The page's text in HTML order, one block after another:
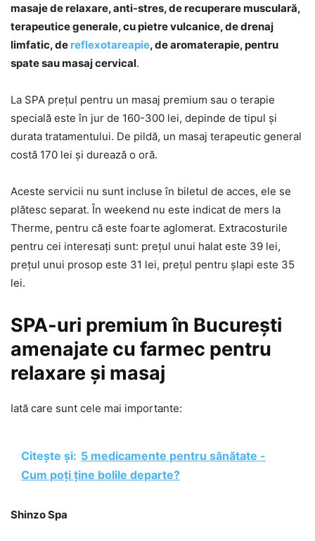
masaje de relaxare, anti-stres, de recuperare musculară,
terapeutice generale, cu pietre vulcanice, de drenaj
limfatic, de reflexotareapie, de aromaterapie, pentru
spate sau masaj cervical.
La SPA prețul pentru un masaj premium sau o terapie
specială este în jur de 160-300 lei, depinde de tipul și
durata tratamentului. De pildă, un masaj terapeutic general
costă 170 lei și durează o oră.
Aceste servicii nu sunt incluse în biletul de acces, ele se
plătesc separat. În weekend nu este indicat de mers la
Therme, pentru că este foarte aglomerat. Extracosturile
pentru cei interesați sunt: prețul unui halat este 39 lei,
prețul unui prosop este 31 lei, prețul pentru șlapi este 35
lei.
SPA-uri premium în București
amenajate cu farmec pentru
relaxare și masaj
Iată care sunt cele mai importante:
Citește și: 5 medicamente pentru sănătate -
Cum poți ține bolile departe?
Shinzo Spa